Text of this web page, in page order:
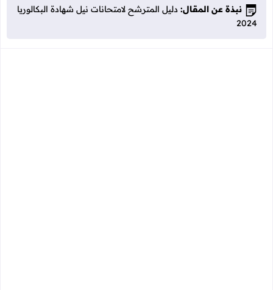
نبذة عن المقال: دليل المترشح لامتحانات نيل شهادة البكالوريا
2024